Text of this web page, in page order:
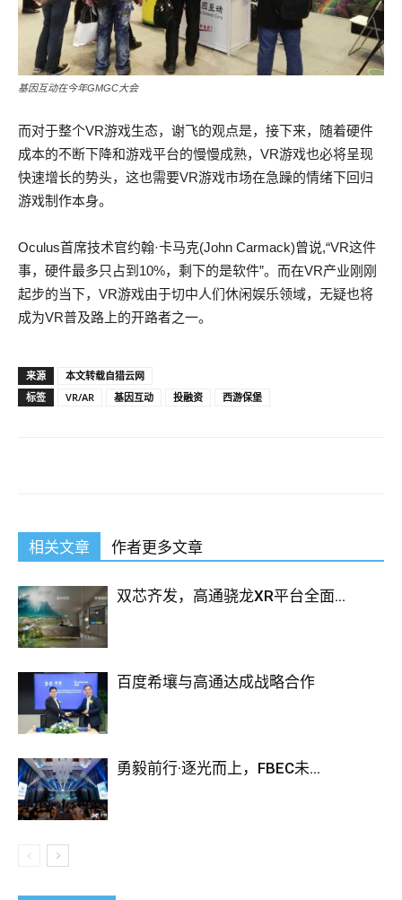
基因互动在今年GMGC大会
而对于整个VR游戏生态，谢飞的观点是，接下来，随着硬件
成本的不断下降和游戏平台的慢慢成熟，VR游戏也必将呈现
快速增长的势头，这也需要VR游戏市场在急躁的情绪下回归
游戏制作本身。
Oculus首席技术官约翰·卡马克(John Carmack)曾说,“VR这件
事，硬件最多只占到10%，剩下的是软件”。而在VR产业刚刚
起步的当下，VR游戏由于切中人们休闲娱乐领域，无疑也将
成为VR普及路上的开路者之一。
来源
本文转载自猎云网
标签
VR/AR 基因互动 投融资 西游保堡
相关文章 作者更多文章
双芯齐发，高通骁龙XR平台全面...
百度希壤与高通达成战略合作
勇毅前行·逐光而上，FBEC未...